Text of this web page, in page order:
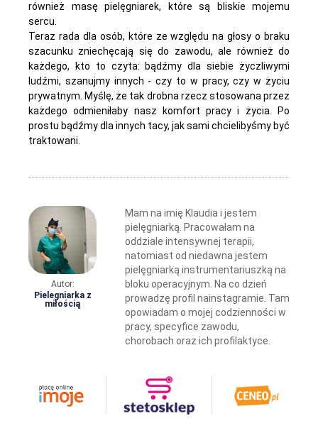
również masę pielęgniarek, które są bliskie mojemu
sercu.
Teraz rada dla osób, które ze względu na głosy o braku
szacunku zniechęcają się do zawodu, ale również do
każdego, kto to czyta: bądźmy dla siebie życzliwymi
ludźmi, szanujmy innych - czy to w pracy, czy w życiu
prywatnym. Myślę, że tak drobna rzecz stosowana przez
każdego odmieniłaby nasz komfort pracy i życia. Po
prostu bądźmy dla innych tacy, jak sami chcielibyśmy być
traktowani.
Autor:
Pielegniarka z
miłością
Mam na imię Klaudia i jestem
pielęgniarką. Pracowałam na
oddziale intensywnej terapii,
natomiast od niedawna jestem
pielęgniarką instrumentariuszką na
bloku operacyjnym. Na co dzień
prowadzę profil nainstagramie. Tam
opowiadam o mojej codzienności w
pracy, specyfice zawodu,
chorobach oraz ich profilaktyce.